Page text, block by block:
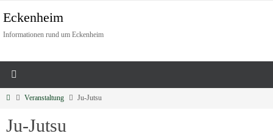
Eckenheim
Informationen rund um Eckenheim
Veranstaltung Ju-Jutsu
Ju-Jutsu